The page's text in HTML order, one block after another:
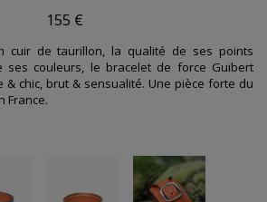
155 €
cuir de taurillon, la qualité de ses points
ses couleurs, le bracelet de force Guibert
& chic, brut & sensualité. Une pièce forte du
France.